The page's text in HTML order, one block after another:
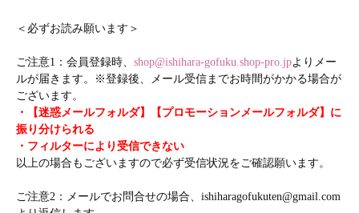
＜必ずお読み願います＞
ご注意1：会員登録時、 shop@ishihara-gofuku.shop-pro.jpよりメー
ルが届きます。※登録後、メール受信までお時間がかかる場合が
ございます。
・【迷惑メールフォルダ】【プロモーションメールフォルダ】に
振り分けられる
・フィルターにより受信できない
以上の場合もございますので必ず受信状況をご確認願います。
ご注意2：メールでお問合せの場合、ishiharagofukuten@gmail.com